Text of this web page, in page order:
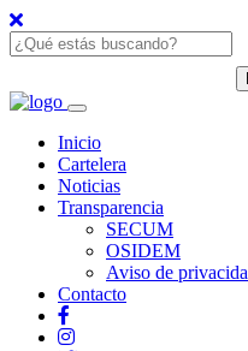
Inicio
Cartelera
Noticias
Transparencia
SECUM
OSIDEM
Aviso de
Contacto